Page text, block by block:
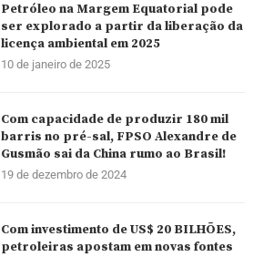
Petróleo na Margem Equatorial pode
ser explorado a partir da liberação da
licença ambiental em 2025
10 de janeiro de 2025
Com capacidade de produzir 180 mil
barris no pré-sal, FPSO Alexandre de
Gusmão sai da China rumo ao Brasil!
19 de dezembro de 2024
Com investimento de US$ 20 BILHÕES,
petroleiras apostam em novas fontes